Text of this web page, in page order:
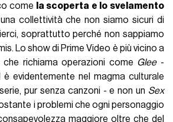
come la scoperta e lo svelamento
collettività che non siamo sicuri di
soprattutto perché non sappiamo
Lo show di Prime Video è più vicino a
che richiama operazioni come Glee-
evidentemente nel magma culturale
pur senza canzoni - e non un Sex
i problemi che ogni personaggio
maggiore oltre che del